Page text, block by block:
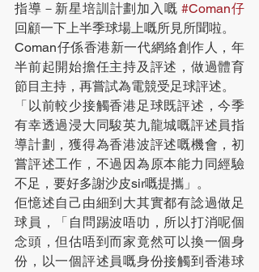
指導－新星培訓計劃加入嘅 #Coman仔
回顧一下上半季球場上嘅所見所聞啦。
Coman仔係香港新一代網絡創作人，年
半前起開始擔任主持及評述，做過體育
節目主持，再嘗試為電競受足球評述。
「以前較少接觸香港足球既評述，今季
有幸透過浸大同駿英九龍城嘅評述員指
導計劃，獲得為香港波評述嘅機會，初
嘗評述工作，不過因為原本能力同經驗
不足，要好多謝沙皮sir嘅提攜」。
佢憶述自己由細到大其實都有諗過做足
球員，「自問踢波唔叻，所以打消呢個
念頭，但估唔到而家竟然可以換一個身
份，以一個評述員嘅身份接觸到香港球